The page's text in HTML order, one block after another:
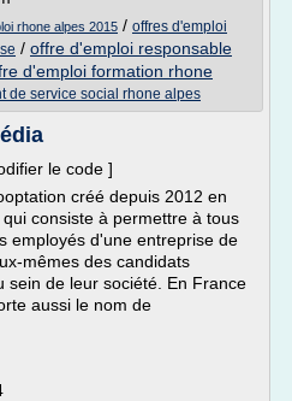
rhone alpes 2015 / offres d'emploi
/ offre d'emploi responsable
d'emploi formation rhone
de service social rhone alpes
le code ]
créé depuis 2012 en
consiste à permettre à tous
employés d'une entreprise de
mêmes des candidats
sein de leur société. En France
aussi le nom de